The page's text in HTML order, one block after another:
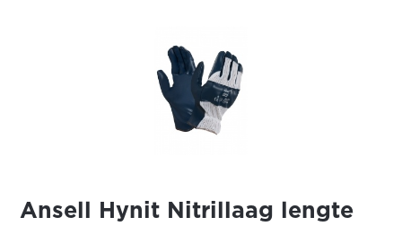
Ansell Hynit Nitrillaag lengte